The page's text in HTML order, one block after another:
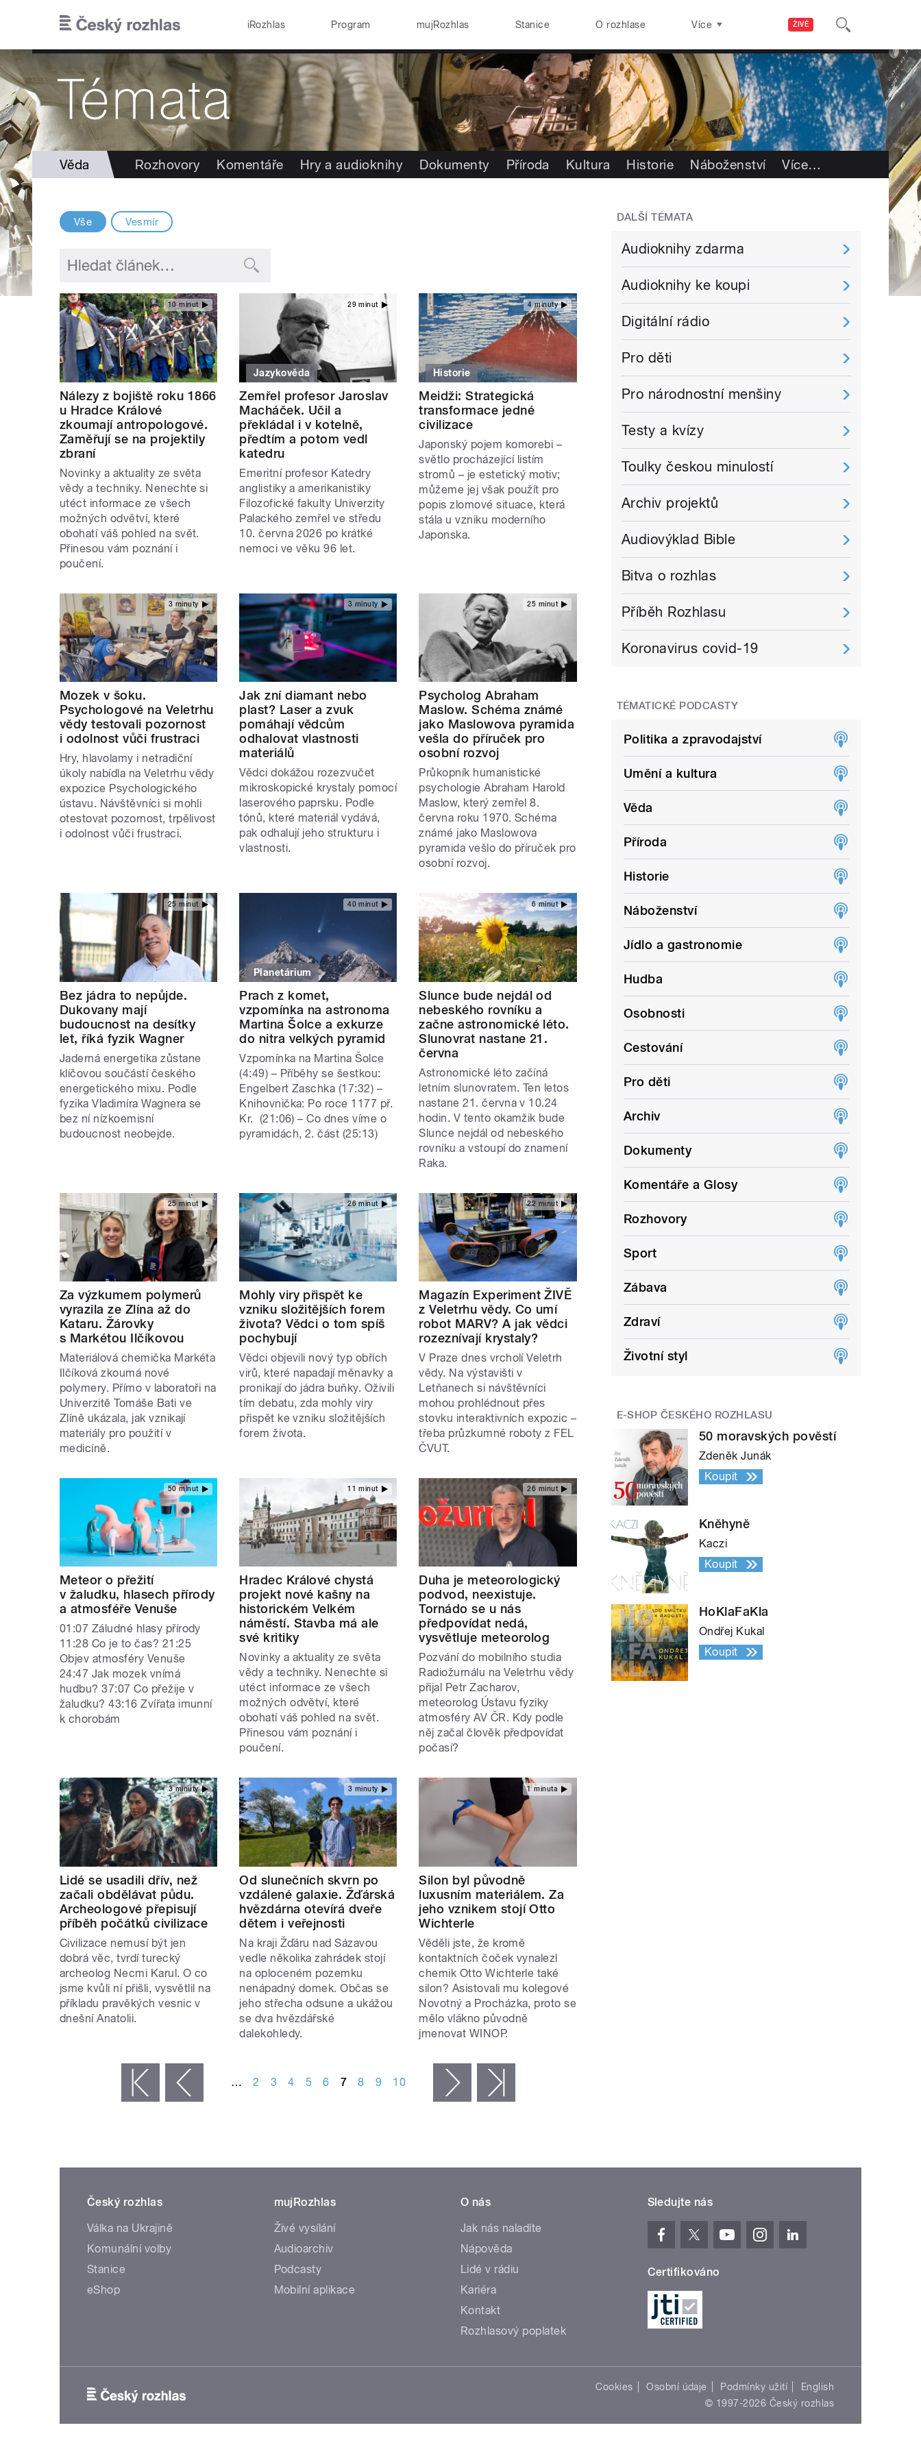
ŽIVĚ
iRozhlas Program mujRozhlas Stanice O rozhlase Více
Věda Rozhovory Komentáře Hry a audioknihy Dokumenty Příroda Kultura Historie Náboženství Více…
Vše Vesmír
10 minut
Nálezy z bojiště roku 1866
u Hradce Králové
zkoumají antropologové.
Zaměřují se na projektily
zbraní
Novinky a aktuality ze světa
vědy a techniky. Nenechte si
utéct informace ze všech
možných odvětví, které
obohatí váš pohled na svět.
Přinesou vám poznání i
poučení.
29 minut
Jazykověda
Zemřel profesor Jaroslav
Macháček. Učil a
překládal i v kotelně,
předtím a potom vedl
katedru
Emeritní profesor Katedry
anglistiky a amerikanistiky
Filozofické fakulty Univerzity
Palackého zemřel ve středu
10. června 2026 po krátké
nemoci ve věku 96 let.
4 minuty
Historie
Meidži: Strategická
transformace jedné
civilizace
Japonský pojem komorebi –
světlo procházející listím
stromů – je estetický motiv;
můžeme jej však použít pro
popis zlomové situace, která
stála u vzniku moderního
Japonska.
3 minuty
Mozek v šoku.
Psychologové na Veletrhu
vědy testovali pozornost
i odolnost vůči frustraci
Hry, hlavolamy i netradiční
úkoly nabídla na Veletrhu vědy
expozice Psychologického
ústavu. Návštěvníci si mohli
otestovat pozornost, trpělivost
i odolnost vůči frustraci.
3 minuty
Jak zní diamant nebo
plast? Laser a zvuk
pomáhají vědcům
odhalovat vlastnosti
materiálů
Vědci dokážou rozezvučet
mikroskopické krystaly pomocí
laserového paprsku. Podle
tónů, které materiál vydává,
pak odhalují jeho strukturu i
vlastnosti.
25 minut
Psycholog Abraham
Maslow. Schéma známé
jako Maslowova pyramida
vešla do příruček pro
osobní rozvoj
Průkopník humanistické
psychologie Abraham Harold
Maslow, který zemřel 8.
června roku 1970. Schéma
známé jako Maslowova
pyramida vešlo do příruček pro
osobní rozvoj.
25 minut
Bez jádra to nepůjde.
Dukovany mají
budoucnost na desítky
let, říká fyzik Wagner
Jaderná energetika zůstane
klíčovou součástí českého
energetického mixu. Podle
fyzika Vladimíra Wagnera se
bez ní nízkoemisní
budoucnost neobejde.
40 minut
Planetárium
Prach z komet,
vzpomínka na astronoma
Martina Šolce a exkurze
do nitra velkých pyramid
Vzpomínka na Martina Šolce
(4:49) – Příběhy se šestkou:
Engelbert Zaschka (17:32) –
Knihovnička: Po roce 1177 př.
Kr. (21:06) – Co dnes víme o
pyramidách, 2. část (25:13)
6 minut
Slunce bude nejdál od
nebeského rovníku a
začne astronomické léto.
Slunovrat nastane 21.
června
Astronomické léto začíná
letním slunovratem. Ten letos
nastane 21. června v 10.24
hodin. V tento okamžik bude
Slunce nejdál od nebeského
rovníku a vstoupí do znamení
Raka.
25 minut
Za výzkumem polymerů
vyrazila ze Zlína až do
Kataru. Žárovky
s Markétou Ilčíkovou
Materiálová chemička Markéta
Ilčíková zkoumá nové
polymery. Přímo v laboratoři na
Univerzitě Tomáše Bati ve
Zlíně ukázala, jak vznikají
materiály pro použití v
medicíně.
26 minut
Mohly viry přispět ke
vzniku složitějších forem
života? Vědci o tom spíš
pochybují
Vědci objevili nový typ obřích
virů, které napadají měnavky a
pronikají do jádra buňky. Oživili
tím debatu, zda mohly viry
přispět ke vzniku složitějších
forem života.
22 minut
Magazín Experiment ŽIVĚ
z Veletrhu vědy. Co umí
robot MARV? A jak vědci
rozeznívají krystaly?
V Praze dnes vrcholí Veletrh
vědy. Na výstavišti v
Letňanech si návštěvníci
mohou prohlédnout přes
stovku interaktivních expozic –
třeba průzkumné roboty z FEL
ČVUT.
50 minut
Meteor o přežití
v žaludku, hlasech přírody
a atmosféře Venuše
01:07 Záludné hlasy přírody
11:28 Co je to čas? 21:25
Objev atmosféry Venuše
24:47 Jak mozek vnímá
hudbu? 37:07 Co přežije v
žaludku? 43:16 Zvířata imunní
k chorobám
11 minut
Hradec Králové chystá
projekt nové kašny na
historickém Velkém
náměstí. Stavba má ale
své kritiky
Novinky a aktuality ze světa
vědy a techniky. Nenechte si
utéct informace ze všech
možných odvětví, které
obohatí váš pohled na svět.
Přinesou vám poznání i
poučení.
26 minut
Duha je meteorologický
podvod, neexistuje.
Tornádo se u nás
předpovídat nedá,
vysvětluje meteorolog
Pozvání do mobilního studia
Radiožurnálu na Veletrhu vědy
přijal Petr Zacharov,
meteorolog Ústavu fyziky
atmosféry AV ČR. Kdy podle
něj začal člověk předpovídat
počasí?
3 minuty
Lidé se usadili dřív, než
začali obdělávat půdu.
Archeologové přepisují
příběh počátků civilizace
Civilizace nemusí být jen
dobrá věc, tvrdí turecký
archeolog Necmi Karul. O co
jsme kvůli ní přišli, vysvětlil na
příkladu pravěkých vesnic v
dnešní Anatolii.
3 minuty
Od slunečních skvrn po
vzdálené galaxie. Žďárská
hvězdárna otevírá dveře
dětem i veřejnosti
Na kraji Žďáru nad Sázavou
vedle několika zahrádek stojí
na oploceném pozemku
nenápadný domek. Občas se
jeho střecha odsune a ukážou
se dva hvězdářské
dalekohledy.
1 minuta
Silon byl původně
luxusním materiálem. Za
jeho vznikem stojí Otto
Wichterle
Věděli jste, že kromě
kontaktních čoček vynalezl
chemik Otto Wichterle také
silon? Asistovali mu kolegové
Novotný a Procházka, proto se
mělo vlákno původně
jmenovat WINOP.
‹ předchozí … 2 3 4 5 6 7 8 9 10 následující ›
DALŠÍ TÉMATA
Audioknihy zdarma
Audioknihy ke koupi
Digitální rádio
Pro děti
Pro národnostní menšiny
Testy a kvízy
Toulky českou minulostí
Archiv projektů
Audiovýklad Bible
Bitva o rozhlas
Příběh Rozhlasu
Koronavirus covid-19
TÉMATICKÉ PODCASTY
Politika a zpravodajství
Umění a kultura
Věda
Příroda
Historie
Náboženství
Jídlo a gastronomie
Hudba
Osobnosti
Cestování
Pro děti
Archiv
Dokumenty
Komentáře a Glosy
Rozhovory
Sport
Zábava
Zdraví
Životní styl
E-SHOP ČESKÉHO ROZHLASU
50 moravských pověstí
Zdeněk Junák
Koupit
Kněhyně
Kaczi
Koupit
HoKlaFaKla
Ondřej Kukal
Koupit
Český rozhlas
Válka na Ukrajině
Komunální volby
Stanice
eShop
mujRozhlas
Živé vysílání
Audioarchiv
Podcasty
Mobilní aplikace
O nás
Jak nás naladíte
Nápověda
Lidé v rádiu
Kariéra
Kontakt
Rozhlasový poplatek
Sledujte nás
Certifikováno
Cookies Osobní údaje Podmínky užití
English
© 1997-2026 Český rozhlas